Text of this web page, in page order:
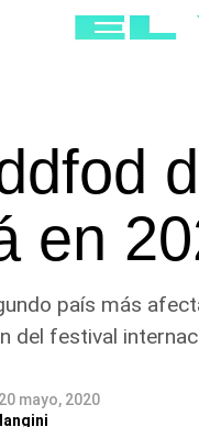
en
país más
del festival
20 mayo, 2020